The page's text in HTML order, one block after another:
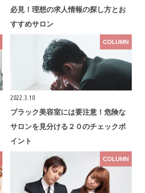
必見！理想の求人情報の探し方とお
すすめサロン
COLUMN
2022.3.10
ブラック美容室には要注意！危険な
サロンを見分ける２０のチェックポ
イント
COLUMN